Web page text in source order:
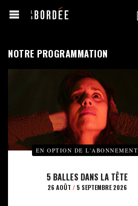
NOTRE PROGRAMMATION
EN OPTION DE L’ABONNEMENT
5 BALLES DANS LA TÊTE
26 AOÛT /5 SEPTEMBRE 2026